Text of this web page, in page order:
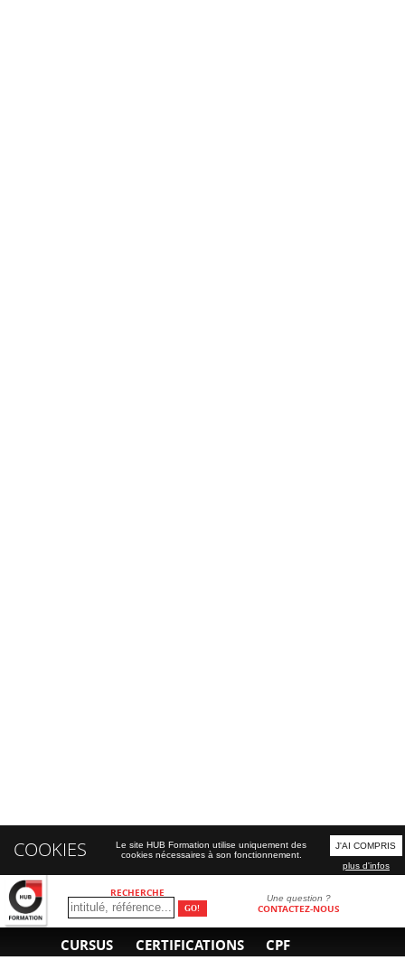
RECHERCHE Une question ?
CONTACTEZ-NOUS
CURSUS CERTIFICATIONS CPF
COOKIES
Le site HUB Formation utilise uniquement des
cookies nécessaires à son fonctionnement.
J'AI COMPRIS
plus d'infos